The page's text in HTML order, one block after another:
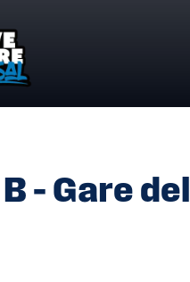
– Gare del